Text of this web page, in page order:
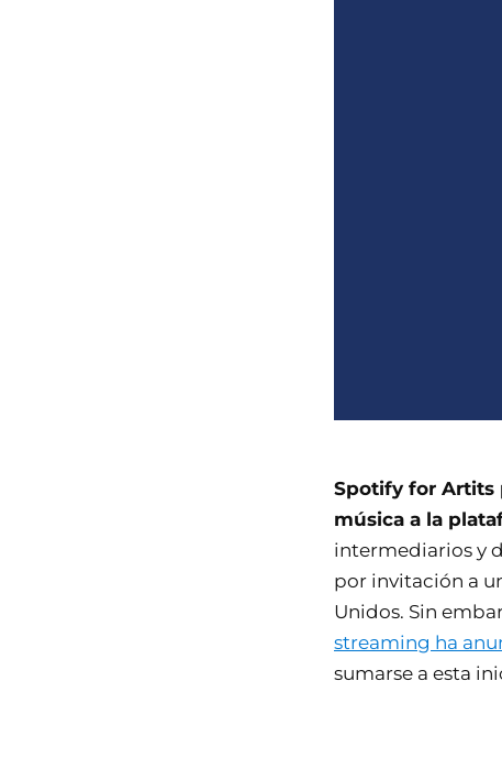
Spotify for Artits
música a la
intermediarios y
por invitación a
Unidos. Sin
streaming ha
sumarse a esta